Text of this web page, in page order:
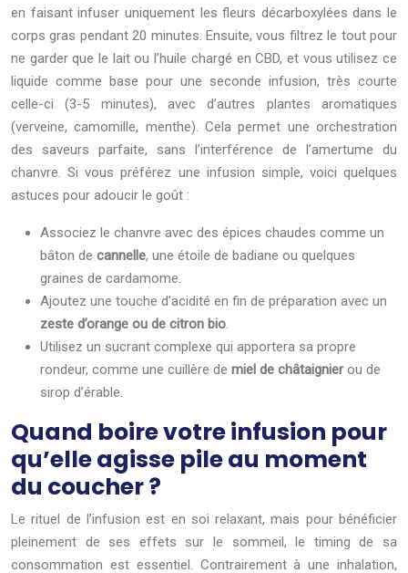
en faisant infuser uniquement les fleurs décarboxylées dans le
corps gras pendant 20 minutes. Ensuite, vous filtrez le tout pour
ne garder que le lait ou l’huile chargé en CBD, et vous utilisez ce
liquide comme base pour une seconde infusion, très courte
celle-ci (3-5 minutes), avec d’autres plantes aromatiques
(verveine, camomille, menthe). Cela permet une orchestration
des saveurs parfaite, sans l’interférence de l’amertume du
chanvre. Si vous préférez une infusion simple, voici quelques
astuces pour adoucir le goût :
Associez le chanvre avec des épices chaudes comme un
bâton de cannelle, une étoile de badiane ou quelques
graines de cardamome.
Ajoutez une touche d’acidité en fin de préparation avec un
zeste d’orange ou de citron bio.
Utilisez un sucrant complexe qui apportera sa propre
rondeur, comme une cuillère de miel de châtaignierou de
sirop d’érable.
Quand boire votre infusion pour
qu’elle agisse pile au moment
du coucher ?
Le rituel de l’infusion est en soi relaxant, mais pour bénéficier
pleinement de ses effets sur le sommeil, le timing de sa
consommation est essentiel. Contrairement à une inhalation,